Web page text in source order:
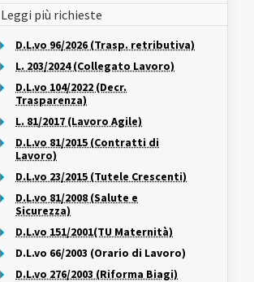
Leggi più richieste
D.L.vo 96/2026 (Trasp. retributiva)
L. 203/2024 (Collegato Lavoro)
D.L.vo 104/2022 (Decr.
Trasparenza)
L. 81/2017 (Lavoro Agile)
D.L.vo 81/2015 (Contratti di
Lavoro)
D.L.vo 23/2015 (Tutele Crescenti)
D.L.vo 81/2008 (Salute e
Sicurezza)
D.L.vo 151/2001(TU Maternità)
D.L.vo 66/2003 (Orario di Lavoro)
D.L.vo 276/2003 (Riforma Biagi)